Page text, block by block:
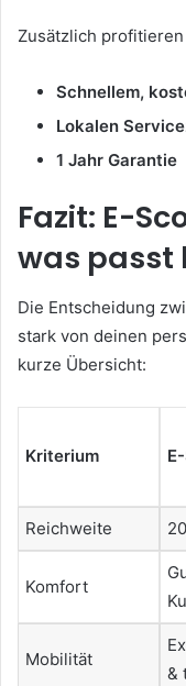
Zusätzlich
Schnellem,
Lokalen
1 Jahr Garantie
Fazit: E-
was passt
Die Entscheidung
stark von deinen
kurze Übersicht:
Kriterium
Reichweite
Komfort
Mobilität
&